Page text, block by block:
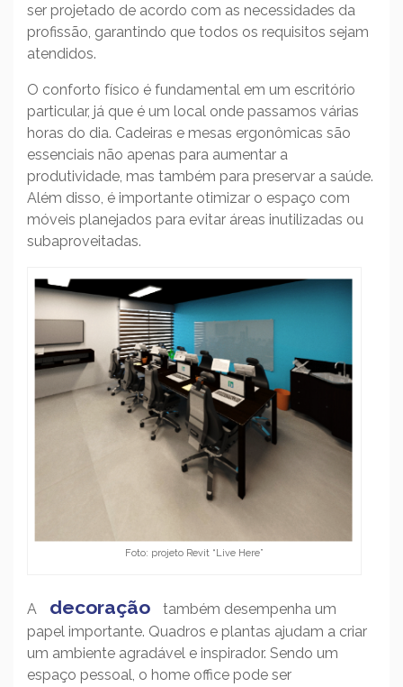
ser projetado de acordo com as necessidades da
profissão, garantindo que todos os requisitos sejam
atendidos.
O conforto físico é fundamental em um escritório
particular, já que é um local onde passamos várias
horas do dia. Cadeiras e mesas ergonômicas são
essenciais não apenas para aumentar a
produtividade, mas também para preservar a saúde.
Além disso, é importante otimizar o espaço com
móveis planejados para evitar áreas inutilizadas ou
subaproveitadas.
Foto: projeto Revit “Live Here”
A decoração
também desempenha um
papel importante. Quadros e plantas ajudam a criar
um ambiente agradável e inspirador. Sendo um
espaço pessoal, o home office pode ser